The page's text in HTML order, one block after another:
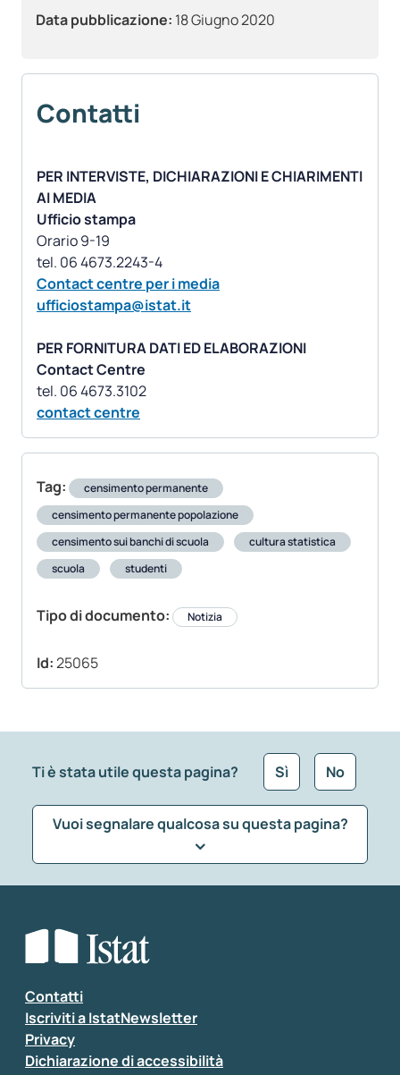
Data pubblicazione: 18 Giugno 2020
Contatti
PER INTERVISTE, DICHIARAZIONI E CHIARIMENTI
AI MEDIA
Ufficio stampa
Orario 9-19
Contact centre per i media
ufficiostampa@istat.it
PER FORNITURA DATI ED ELABORAZIONI
Contact Centre
contact centre
Tag:
censimento permanente
censimento permanente popolazione
censimento sui banchi di scuola
cultura statistica
scuola
studenti
Tipo di documento: Notizia
Id:25065
Ti è stata utile questa pagina? Sì No
Vuoi segnalare qualcosa su questa pagina?
Seleziona la tipologia della segnalazione
Inserisci il tuo commento
Contatti
Iscriviti a IstatNewsletter
Privacy
Dichiarazione di accessibilità